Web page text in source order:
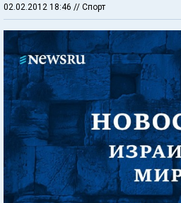
02.02.2012 18:46 // Спорт